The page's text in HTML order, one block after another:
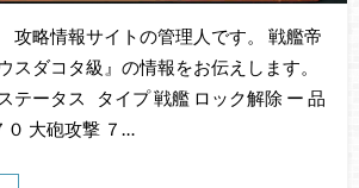
略情報サイトの管理人です。 戦艦帝
ダコタ級』の情報をお伝えします。
テータス タイプ 戦艦 ロック解除 ー 品
大砲攻撃 ７…